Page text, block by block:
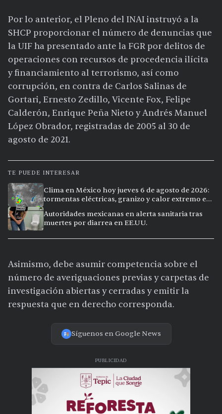
Por lo anterior, el Pleno del INAI instruyó a la
SHCP proporcionar el número de denuncias que
la UIF ha presentado ante la FGR por delitos de
operaciones con recursos de procedencia ilícita
y financiamiento al terrorismo, así como
corrupción, en contra de Carlos Salinas de
Gortari, Ernesto Zedillo, Vicente Fox, Felipe
Calderón, Enrique Peña Nieto y Andrés Manuel
López Obrador, registradas de 2005 al 30 de
agosto de 2021.
TE PUEDE INTERESAR
Clima en México hoy jueves 6 de agosto de 2026:
tormentas eléctricas, granizo y calor extremo en
Autoridades mexicanas en alerta sanitaria tras
muertes por diarrea en EE.UU.
Asimismo, debe asumir competencia sobre el
número de averiguaciones previas y carpetas de
investigación abiertas y cerradas y emitir la
respuesta que en derecho corresponda.
Síguenos en Google News
PUBLICIDAD